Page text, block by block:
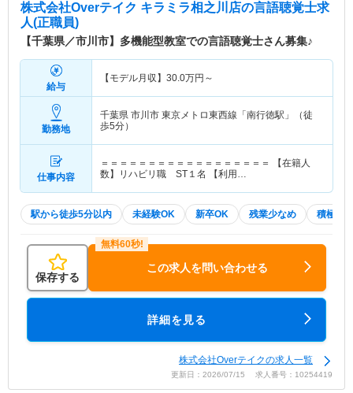
株式会社Overテイク キラミラ相之川店の言語聴覚士求
人(正職員)
【千葉県／市川市】多機能型教室での言語聴覚士さん募集♪
給与
【モデル月収】 30.0万円～
勤務地
千葉県 市川市 東京メトロ東西線「南行徳駅」（徒
歩5分）
仕事内容
＝＝＝＝＝＝＝＝＝＝＝＝＝＝＝＝＝＝ 【在籍人
数】リハビリ職 ST１名 【利用…
駅から徒歩5分以内 未経験OK 新卒OK 残業少なめ 積極採
保存する
この求人を問い合わせる
詳細を見る
株式会社Overテイクの求人一覧
更新日：2026/07/15 求人番号：10254419